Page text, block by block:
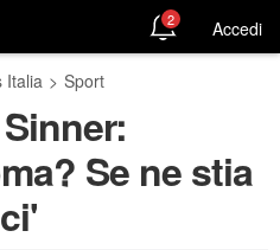
2 Accedi
Italia > Sport
Se ne stia